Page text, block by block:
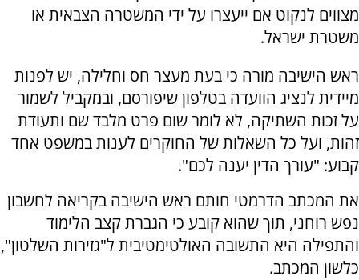
מצווים לנקוט אם ייעצרו על ידי המשטרה הצבאית או
משטרת ישראל.
ראש הישיבה מורה כי בעת מעצר חס וחלילה, יש לפנות
מיידית לנציג הוועדה בטלפון שיפורסם, ובמקביל לשמור
על זכות השתיקה, לא לומר שום פרט מלבד שם ותעודת
זהות, ועל כל השאלות של החוקרים לענות במשפט אחד
קבוע: "עורך הדין יענה לכם".
את המכתב הדרמטי חותם ראש הישיבה בקריאה לחשבון
נפש רוחני, תוך שהוא קובע כי הגברת קצב הלימוד
והתפילה היא התשובה האולטימטיבית ל"גזירות השלטון",
כלשון המכתב.